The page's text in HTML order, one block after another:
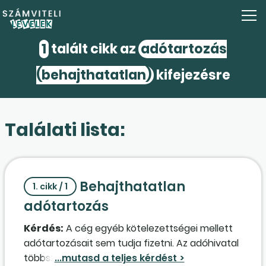
1 talált cikk az adótartozás
(behajthatatlan)kifejezésre
Találati lista:
1. cikk / 1
Behajthatatlan
adótartozás
Kérdés: A cég egyéb kötelezettségei mellett
adótartozásait sem tudja fizetni. Az adóhivatal
többszöri vagyonfelmérés, végrehajtás